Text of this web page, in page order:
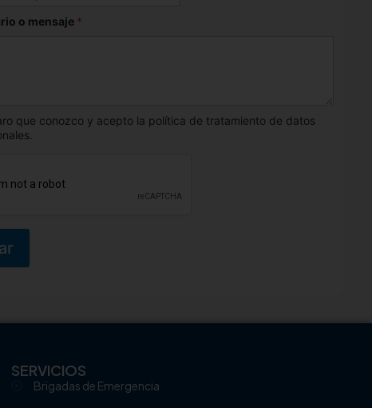
o mensaje *
que conozco y acepto la política de tratamiento de datos
SERVICIOS
Brigadas de Emergencia